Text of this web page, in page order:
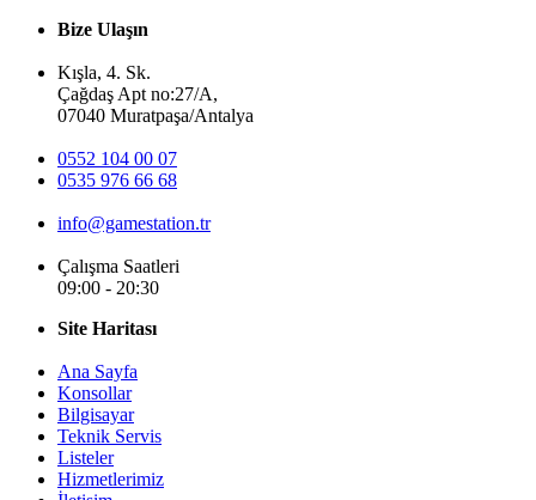
Bize Ulaşın
Kışla, 4. Sk.
Çağdaş Apt no:27/A,
07040 Muratpaşa/Antalya
0552 104 00 07
0535 976 66 68
info@gamestation.tr
Çalışma Saatleri
09:00 - 20:30
Site Haritası
Ana Sayfa
Konsollar
Bilgisayar
Teknik Servis
Listeler
Hizmetlerimiz